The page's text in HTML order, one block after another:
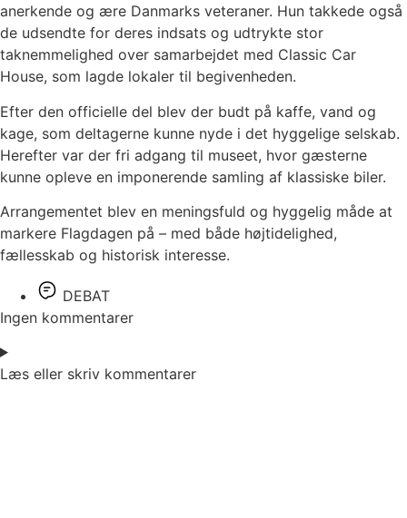
anerkende og ære Danmarks veteraner. Hun takkede også
de udsendte for deres indsats og udtrykte stor
taknemmelighed over samarbejdet med Classic Car
House, som lagde lokaler til begivenheden.
Efter den officielle del blev der budt på kaffe, vand og
kage, som deltagerne kunne nyde i det hyggelige selskab.
Herefter var der fri adgang til museet, hvor gæsterne
kunne opleve en imponerende samling af klassiske biler.
Arrangementet blev en meningsfuld og hyggelig måde at
markere Flagdagen på – med både højtidelighed,
fællesskab og historisk interesse.
DEBAT
Ingen kommentarer
Læs eller skriv kommentarer